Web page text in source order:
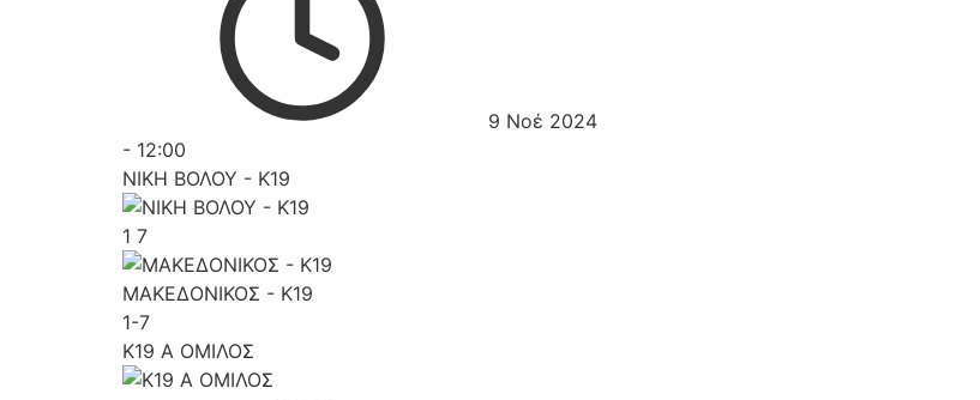
9 Νοέ 2024
- 12:00
ΝΙΚΗ ΒΟΛΟΥ - K19
1 7
ΜΑΚΕΔΟΝΙΚΟΣ - K19
1-7
K19 Α ΟΜΙΛΟΣ